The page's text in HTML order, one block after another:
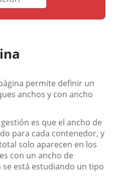
permite definir un
anchos y con ancho
es que el ancho de
para cada contenedor, y
solo aparecen en los
con un ancho de
está estudiando un tipo